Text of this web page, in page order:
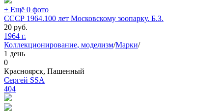
+ Ещё 0 фото
СССР 1964.100 лет Московскому зоопарку. Б.З.
20 руб.
1964 г.
Коллекционирование, моделизм/Марки/
1 день
0
Красноярск, Пашенный
Сергей SSA
404